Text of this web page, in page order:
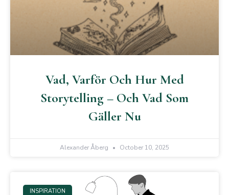
Vad, Varför Och Hur Med
Storytelling – Och Vad Som
Gäller Nu
Alexander Åberg October 10, 2025
INSPIRATION